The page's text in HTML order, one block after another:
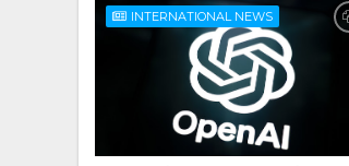
INTERNATIONAL NEWS